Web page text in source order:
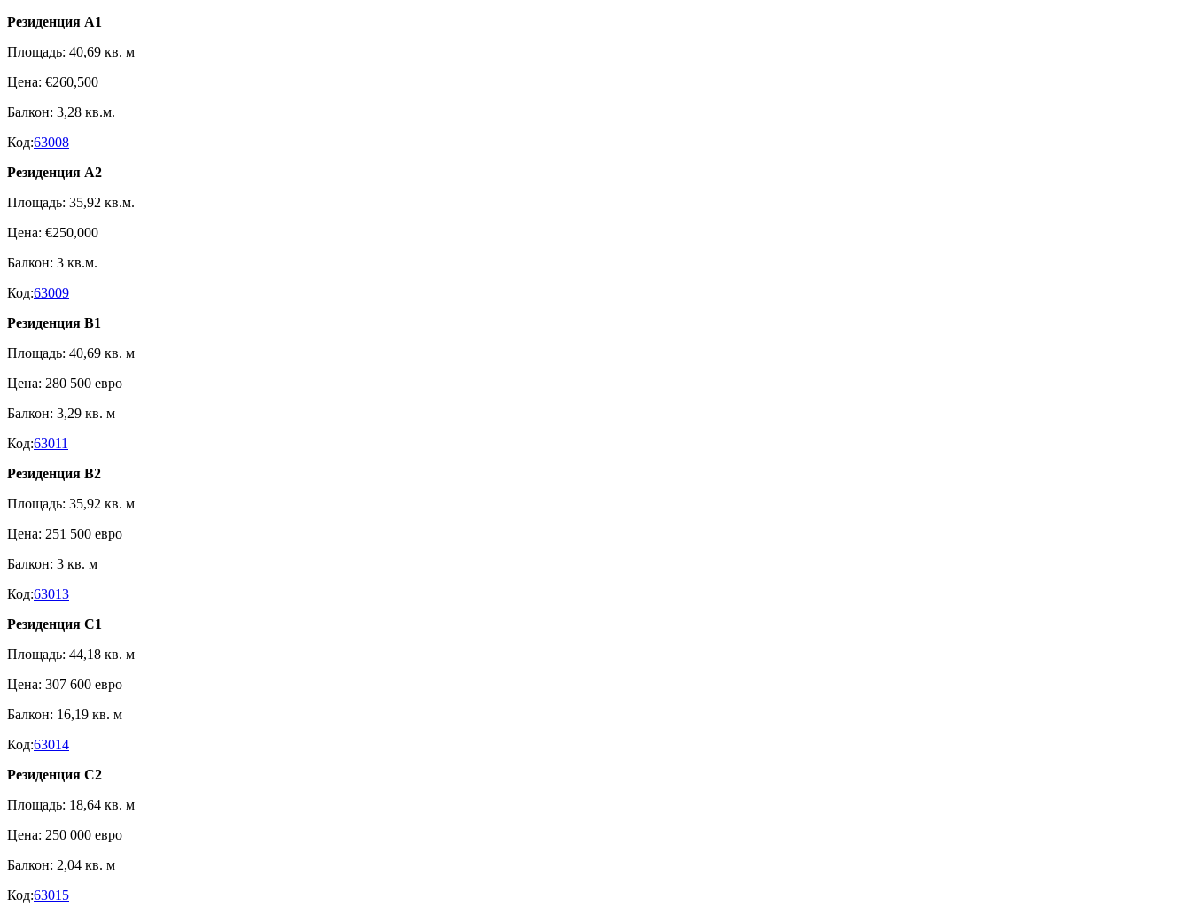
Резиденция A1
Площадь: 40,69 кв. м
Цена: €260,500
Балкон: 3,28 кв.м.
Код:63008
Резиденция A2
Площадь: 35,92 кв.м.
Цена: €250,000
Балкон: 3 кв.м.
Код:63009
Резиденция B1
Площадь: 40,69 кв. м
Цена: 280 500 евро
Балкон: 3,29 кв. м
Код:63011
Резиденция B2
Площадь: 35,92 кв. м
Цена: 251 500 евро
Балкон: 3 кв. м
Код:63013
Резиденция C1
Площадь: 44,18 кв. м
Цена: 307 600 евро
Балкон: 16,19 кв. м
Код:63014
Резиденция C2
Площадь: 18,64 кв. м
Цена: 250 000 евро
Балкон: 2,04 кв. м
Код:63015